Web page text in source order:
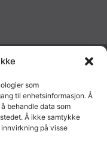
som
til enhetsinformasjon. Å
behandle data som
Å ikke samtykke
på visse